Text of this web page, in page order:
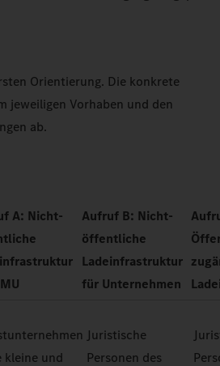
Orientierung. Die konkrete
jeweiligen Vorhaben und den
ab.
A: Nicht-
Aufruf B: Nicht-
öffentliche
Ladeinfrastruktur
für Unternehmen
kleine und
Juristische
Personen des